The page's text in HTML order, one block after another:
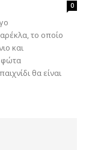
0
το οποίο
και
φώτα
θα είναι